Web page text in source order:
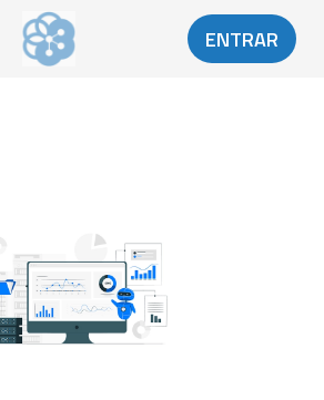
ENTRAR